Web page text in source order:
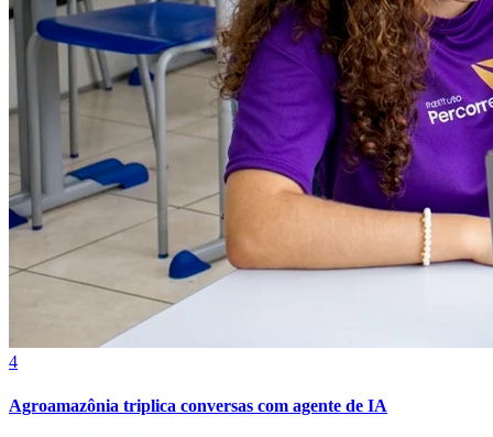
4
Agroamazônia triplica conversas com agente de IA